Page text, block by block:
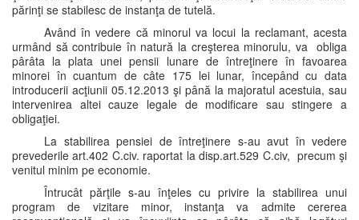
părinţi se stabilesc de instanţa de tutelă.
Având în vedere că minorul va locui la reclamant, acesta
urmând să contribuie în natură la creşterea minorulu, va obliga
pârâta la plata unei pensii lunare de întreţinere în favoarea
minorei în cuantum de câte 175 lei lunar, începând cu data
introducerii acţiunii 05.12.2013 şi până la majoratul acestuia, sau
intervenirea altei cauze legale de modificare sau stingere a
obligaţiei.
La stabilirea pensiei de întreţinere s-au avut în vedere
prevederile art.402 C.civ. raportat la disp.art.529 C.civ, precum şi
venitul minim pe economie.
Întrucât părţile s-au înţeles cu privire la stabilirea unui
program de vizitare minor, instanţa va admite cererea